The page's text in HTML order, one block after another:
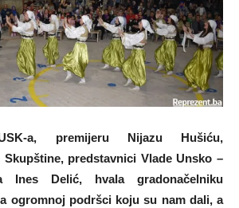
a, premijeru Nijazu Hušiću,
Skupštine, predstavnici Vlade Unsko –
Ines Delić, hvala gradonačelniku
ogromnoj podršci koju su nam dali, a